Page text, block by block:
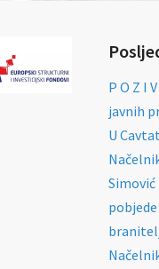
P O Z I
javnih
U